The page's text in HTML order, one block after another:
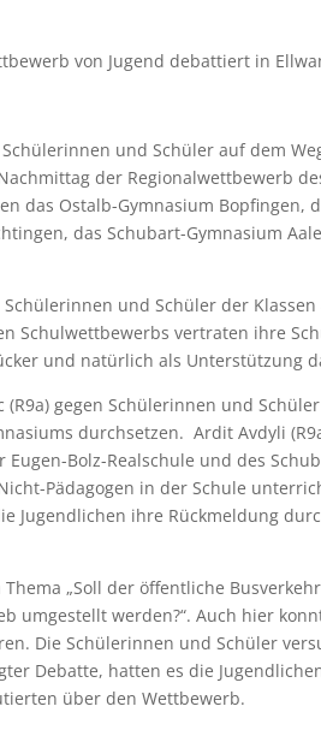
von Jugend debattiert in
und Schüler auf dem
der Regionalwettbewerb
das Ostalb-Gymnasium Bopfingen,
das Schubart-Gymnasium
und Schüler der
Schulwettbewerbs vertraten ihre
und natürlich als Unterstützung
gegen Schülerinnen und
durchsetzen. Ardit Avdyli
Bolz-Realschule und des
Pädagogen in der Schule
Jugendlichen ihre Rückmeldung
„Soll der öffentliche
umgestellt werden?“. Auch hier
Die Schülerinnen und Schüler
Debatte, hatten es die
über den Wettbewerb.